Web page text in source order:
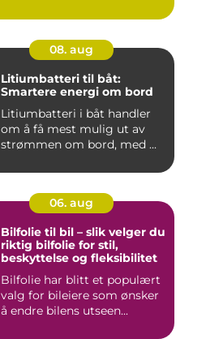
08. aug
Litiumbatteri til båt:
Smartere energi om bord
Litiumbatteri i båt handler
om å få mest mulig ut av
strømmen om bord, med ...
06. aug
Bilfolie til bil – slik velger du
riktig bilfolie for stil,
beskyttelse og fleksibilitet
Bilfolie har blitt et populært
valg for bileiere som ønsker
å endre bilens utseen...